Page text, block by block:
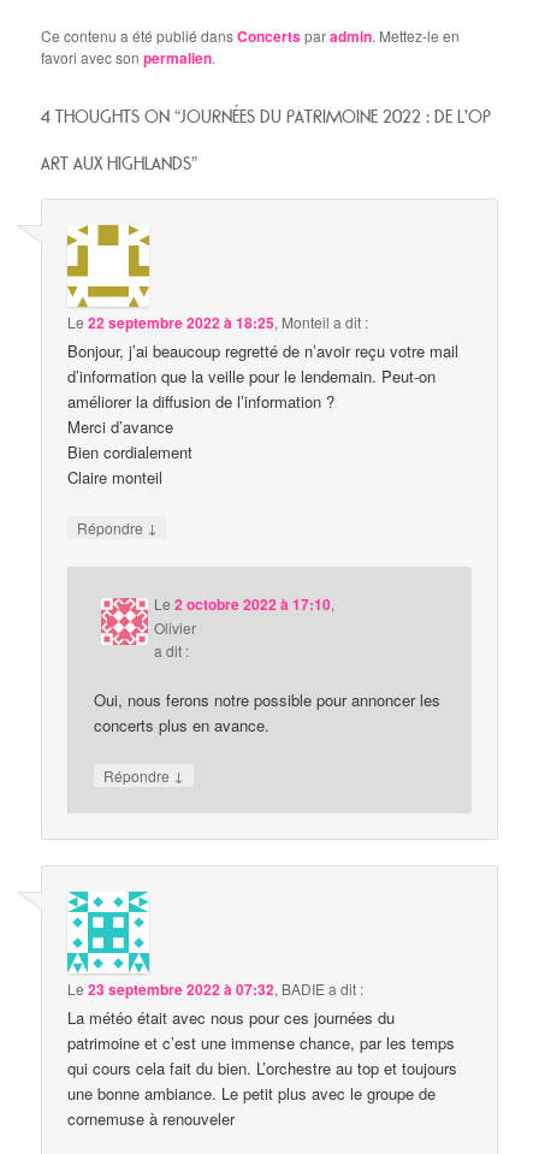
Ce contenu a été publié dansConcertsparadmin. Mettez-le en
favori avec sonpermalien.
4 THOUGHTS ON “JOURNÉES DU PATRIMOINE 2022 : DE L’OP
ART AUX HIGHLANDS”
Le22 septembre 2022 à 18:25, Monteil a dit :
Bonjour, j’ai beaucoup regretté de n’avoir reçu votre mail
d’information que la veille pour le lendemain. Peut-on
améliorer la diffusion de l’information ?
Merci d’avance
Bien cordialement
Claire monteil
Répondre ↓
Le2 octobre 2022 à 17:10,
Olivier
a dit :
Oui, nous ferons notre possible pour annoncer les
concerts plus en avance.
Répondre ↓
Le23 septembre 2022 à 07:32, BADIEa dit :
La météo était avec nous pour ces journées du
patrimoine et c’est une immense chance, par les temps
qui cours cela fait du bien. L’orchestre au top et toujours
une bonne ambiance. Le petit plus avec le groupe de
cornemuse à renouveler